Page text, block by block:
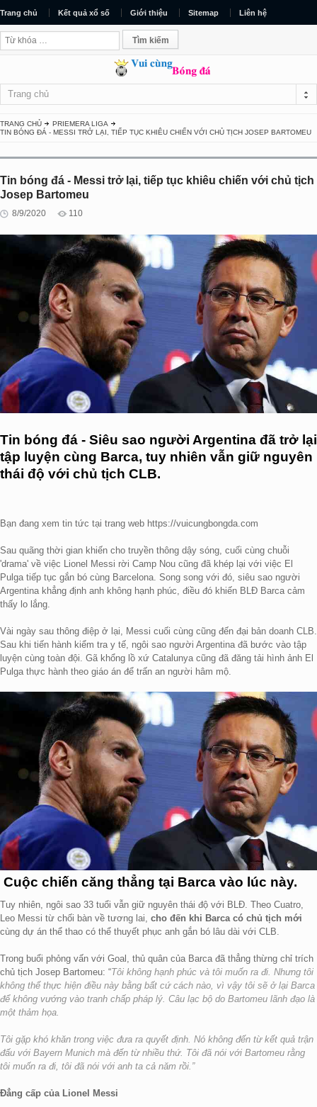
Trang chủ Kết quả xổ số Giới thiệu Sitemap Liên hệ
Trang chủ
TRANG CHỦ
PRIEMERA LIGA
TIN BÓNG ĐÁ - MESSI TRỞ LẠI, TIẾP TỤC KHIÊU CHIẾN VỚI CHỦ TỊCH JOSEP BARTOMEU
Tin bóng đá - Messi trở lại, tiếp tục khiêu chiến với chủ tịch
Josep Bartomeu
8/9/2020 110
Tin bóng đá - Siêu sao người Argentina đã trở lại
tập luyện cùng Barca, tuy nhiên vẫn giữ nguyên
thái độ với chủ tịch CLB.
Bạn đang xem tin tức tại trang web https://vuicungbongda.com
Sau quãng thời gian khiến cho truyền thông dậy sóng, cuối cùng chuỗi
'drama' về việc Lionel Messi rời Camp Nou cũng đã khép lại với việc El
Pulga tiếp tục gắn bó cùng Barcelona. Song song với đó, siêu sao người
Argentina khẳng định anh không hạnh phúc, điều đó khiến BLĐ Barca cảm
thấy lo lắng.
Vài ngày sau thông điệp ở lại, Messi cuối cùng cũng đến đại bản doanh CLB.
Sau khi tiến hành kiểm tra y tế, ngôi sao người Argentina đã bước vào tập
luyện cùng toàn đội. Gã khổng lồ xứ Catalunya cũng đã đăng tải hình ảnh El
Pulga thực hành theo giáo án để trấn an người hâm mộ.
Cuộc chiến căng thẳng tại Barca vào lúc này.
Tuy nhiên, ngôi sao 33 tuổi vẫn giữ nguyên thái độ với BLĐ. Theo Cuatro,
Leo Messi từ chối bàn về tương lai, cho đến khi Barca có chủ tịch mới
cùng dự án thể thao có thể thuyết phục anh gắn bó lâu dài với CLB.
Trong buổi phỏng vấn với Goal, thủ quân của Barca đã thẳng thừng chỉ trích
chủ tịch Josep Bartomeu: “Tôi không hạnh phúc và tôi muốn ra đi. Nhưng tôi
không thể thực hiện điều này bằng bất cứ cách nào, vì vậy tôi sẽ ở lại Barca
để không vướng vào tranh chấp pháp lý. Câu lạc bộ do Bartomeu lãnh đạo là
một thảm họa.
Tôi gặp khó khăn trong việc đưa ra quyết định. Nó không đến từ kết quả trận
đấu với Bayern Munich mà đến từ nhiều thứ. Tôi đã nói với Bartomeu rằng
tôi muốn ra đi, tôi đã nói với anh ta cả năm rồi.”
Đẳng cấp của Lionel Messi